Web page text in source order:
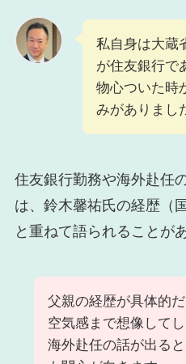
私自身は大蔵
が住友銀行で
物心ついた時
みがありまし
住友銀行勤務や海外赴任
は、鈴木馨祐氏の経歴（
と重ねて語られることが
父親の経歴が具体的
空気感まで想像してし
海外赴任の話が出る